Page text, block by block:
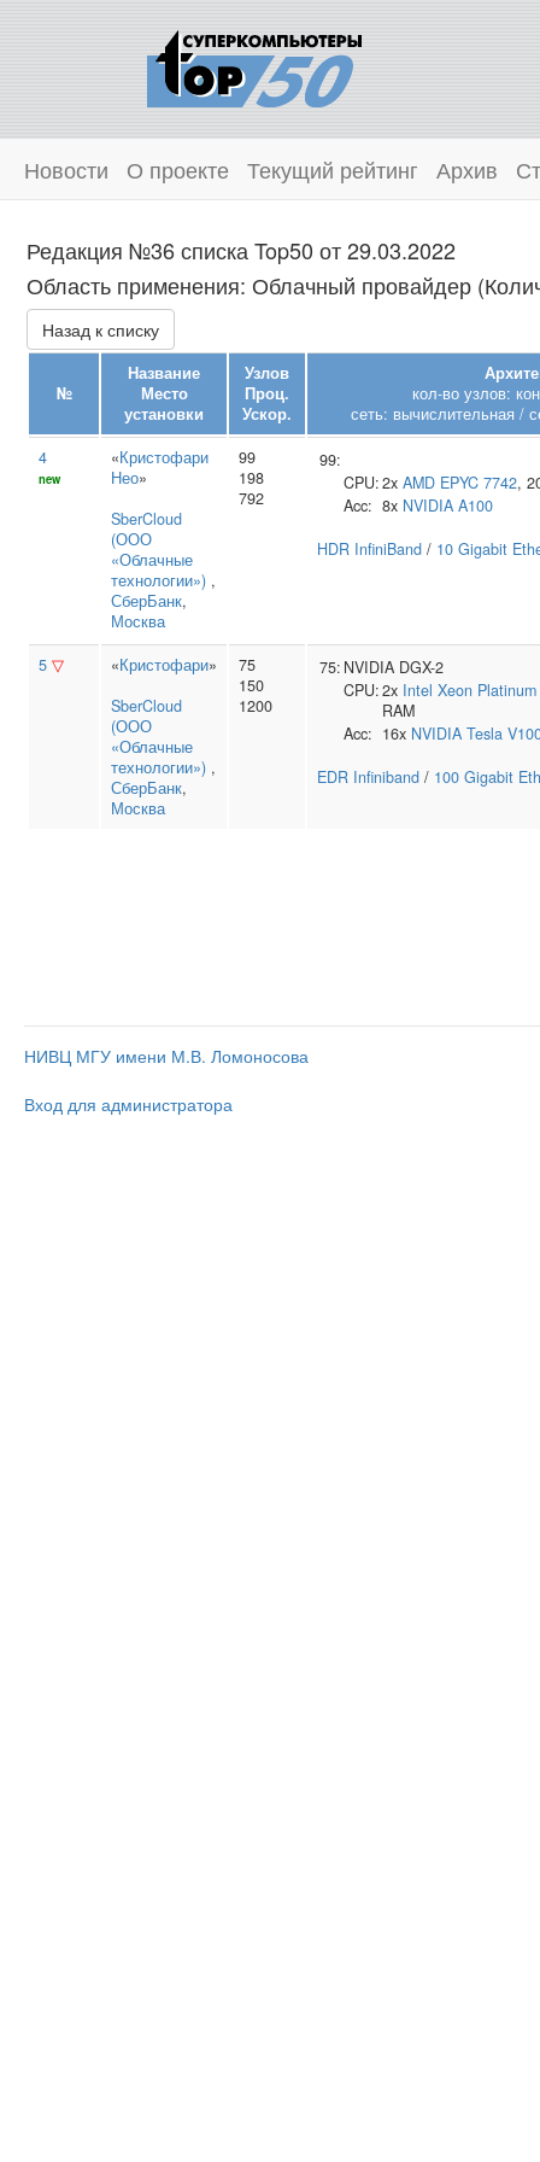
Новости О проекте Текущий рейтинг Архив
Редакция №36 списка Top50 от 29.03.2022
Область применения: Облачный провайдер
Назад к списку
№
Название
Место
установки
Узлов
Проц.
Ускор.
кол-во узлов:
сеть: вычислительная /
4
new
«Кристофари
Нео»
SberCloud
(ООО
«Облачные
технологии») ,
СберБанк,
Москва
99
198
792
99:
CPU:2x AMD EPYC 7742,
Acc: 8x NVIDIA A100
HDR InfiniBand / 10 Gigabit
5 ▽ «Кристофари»
SberCloud
(ООО
«Облачные
технологии») ,
СберБанк,
Москва
75
150
1200
75: NVIDIA DGX-2
CPU:2x Intel Xeon
RAM
Acc: 16x NVIDIA Tesla
EDR Infiniband / 100 Gigabit
НИВЦ МГУ имени М.В. Ломоносова
Вход для администратора